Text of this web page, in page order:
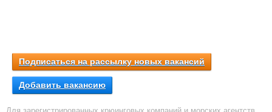
Подписаться на рассылку новых вакансий
Добавить вакансию